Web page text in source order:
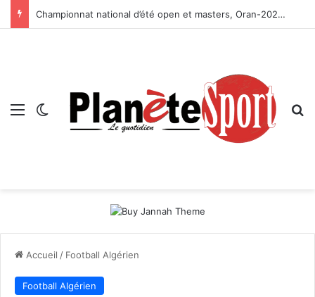
Championnat national d’été open et masters, Oran-2026 — Le CRB s’adjuge le titre
Menu Switch skin
Accueil / Football Algérien
Football Algérien